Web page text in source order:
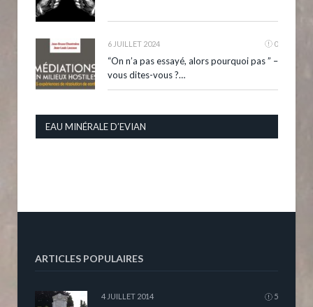
6 JUILLET 2024 0
“On n’a pas essayé, alors pourquoi pas ” –
vous dites-vous ?…
EAU MINÉRALE D’EVIAN
ARTICLES POPULAIRES
4 JUILLET 2014 5